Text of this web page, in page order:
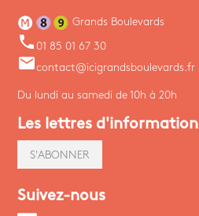
Grands Boulevards
phone 01 85 01 67 30
emailcontact@icigrandsboulevards.fr
Du lundi au samedi de 10h à 20h
Les lettres d'information
S'ABONNER
Suivez-nous